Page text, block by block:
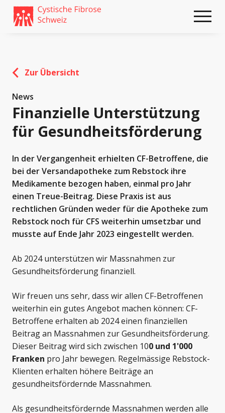
Weiter
zum
skip
Zur Übersicht
News
Finanzielle Unterstützung
für Gesundheitsförderung
In der Vergangenheit erhielten CF-Betroffene, die
bei der Versandapotheke zum Rebstock ihre
Medikamente bezogen haben, einmal pro Jahr
einen Treue-Beitrag. Diese Praxis ist aus
rechtlichen Gründen weder für die Apotheke zum
Rebstock noch für CFS weiterhin umsetzbar und
musste auf Ende Jahr 2023 eingestellt werden.
Ab 2024 unterstützen wir Massnahmen zur
Gesundheitsförderung finanziell.
Wir freuen uns sehr, dass wir allen CF-Betroffenen
weiterhin ein gutes Angebot machen können: CF-
Betroffene erhalten ab 2024 einen finanziellen
Beitrag an Massnahmen zur Gesundheitsförderung.
Dieser Beitrag wird sich zwischen 100 und 1'000
Franken pro Jahr bewegen. Regelmässige Rebstock-
Klienten erhalten höhere Beiträge an
gesundheitsfördernde Massnahmen.
Als gesundheitsfördernde Massnahmen werden alle